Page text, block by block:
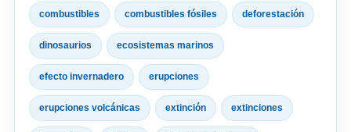
combustibles combustibles fósiles deforestación
dinosaurios ecosistemas marinos
efecto invernadero erupciones
erupciones volcánicas extinción extinciones